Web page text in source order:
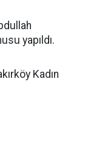
yapıldı.
Kadın